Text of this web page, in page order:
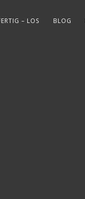
– LOS BLOG